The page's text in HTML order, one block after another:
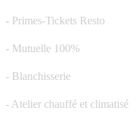
- Primes-Tickets Resto
- Mutuelle 100%
- Blanchisserie
- Atelier chauffé et climatisé